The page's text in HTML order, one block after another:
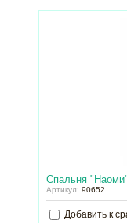
Спальня
Артикул: 90652
Добавить к